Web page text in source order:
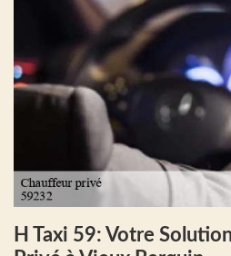
H Taxi 59: Votre